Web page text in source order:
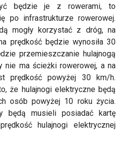
będzie je z rowerami, to
po infrastrukturze rowerowej.
mogły korzystać z dróg, na
prędkość będzie wynosiła 30
przemieszczanie hulajnogą
nie ma ścieżki rowerowej, a na
prędkość powyżej 30 km/h.
że hulajnogi elektryczne będą
osób powyżej 10 roku życia.
będą musieli posiadać kartę
hulajnogi elektrycznej